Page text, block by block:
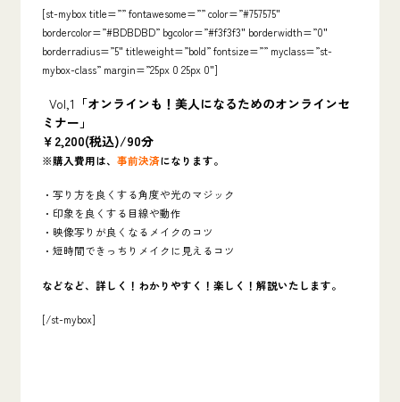
[st-mybox title=”” fontawesome=”” color=”#757575″
bordercolor=”#BDBDBD” bgcolor=”#f3f3f3″ borderwidth=”0″
borderradius=”5″ titleweight=”bold” fontsize=”” myclass=”st-
mybox-class” margin=”25px 0 25px 0″]
Vol,1 「オンラインも！美人になるためのオンラインセ
ミナー」
￥2,200(税込)/90分
※購入費用は、 事前決済になります。
・写り方を良くする角度や光のマジック
・印象を良くする目線や動作
・映像写りが良くなるメイクのコツ
・短時間できっちりメイクに見えるコツ
などなど、詳しく！わかりやすく！楽しく！解説いたします。
[/st-mybox]